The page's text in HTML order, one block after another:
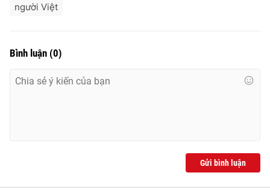
người Việt
Bình luận (0)
Gửi bình luận